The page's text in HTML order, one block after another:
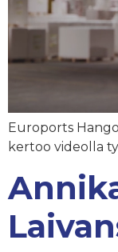
Euroports
kertoo videolla